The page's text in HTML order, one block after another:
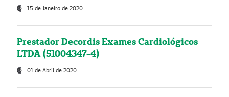
15 de Janeiro de 2020
Prestador Decordis Exames Cardiológicos
LTDA (51004347-4)
01 de Abril de 2020